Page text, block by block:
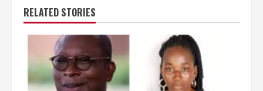
RELATED STORIES